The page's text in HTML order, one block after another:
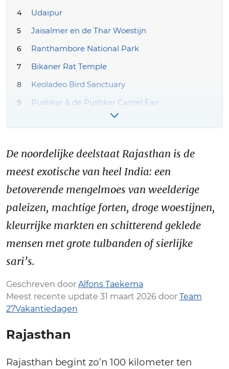
Udaipur
Jaisalmer en de Thar Woestijn
Ranthambore National Park
Bikaner Rat Temple
Keoladeo Bird Sanctuary
Pushkar & de Pushkar Camel Fair
Reizen naar Rajasthan - hoe kom je er?
India reis boeken - onze tips!
Meer Rajasthan reiservaringen & tips
De noordelijke deelstaat Rajasthan is de
meest exotische van heel India: een
betoverende mengelmoes van weelderige
paleizen, machtige forten, droge woestijnen,
kleurrijke markten en schitterend geklede
mensen met grote tulbanden of sierlijke
sari’s.
Geschreven door Alfons Taekema
Meest recente update 31 maart 2026 door Team
27Vakantiedagen
Rajasthan
Rajasthan begint zo’n 100 kilometer ten